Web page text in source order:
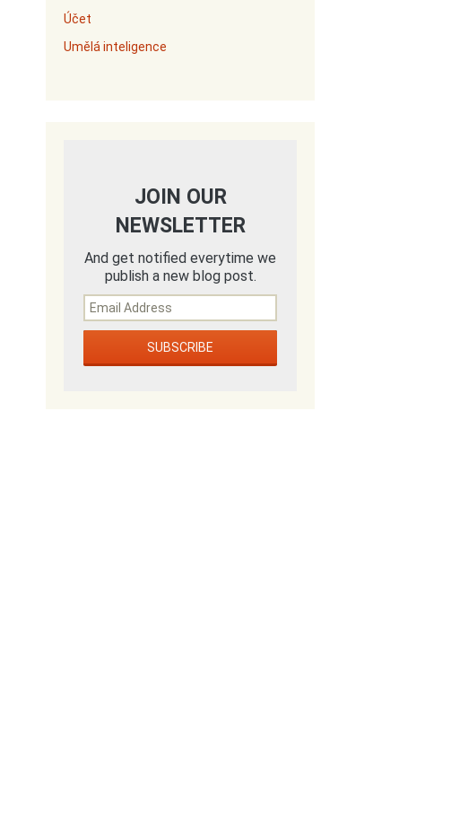
Účet
Umělá inteligence
JOIN OUR
NEWSLETTER
And get notified everytime we
publish a new blog post.